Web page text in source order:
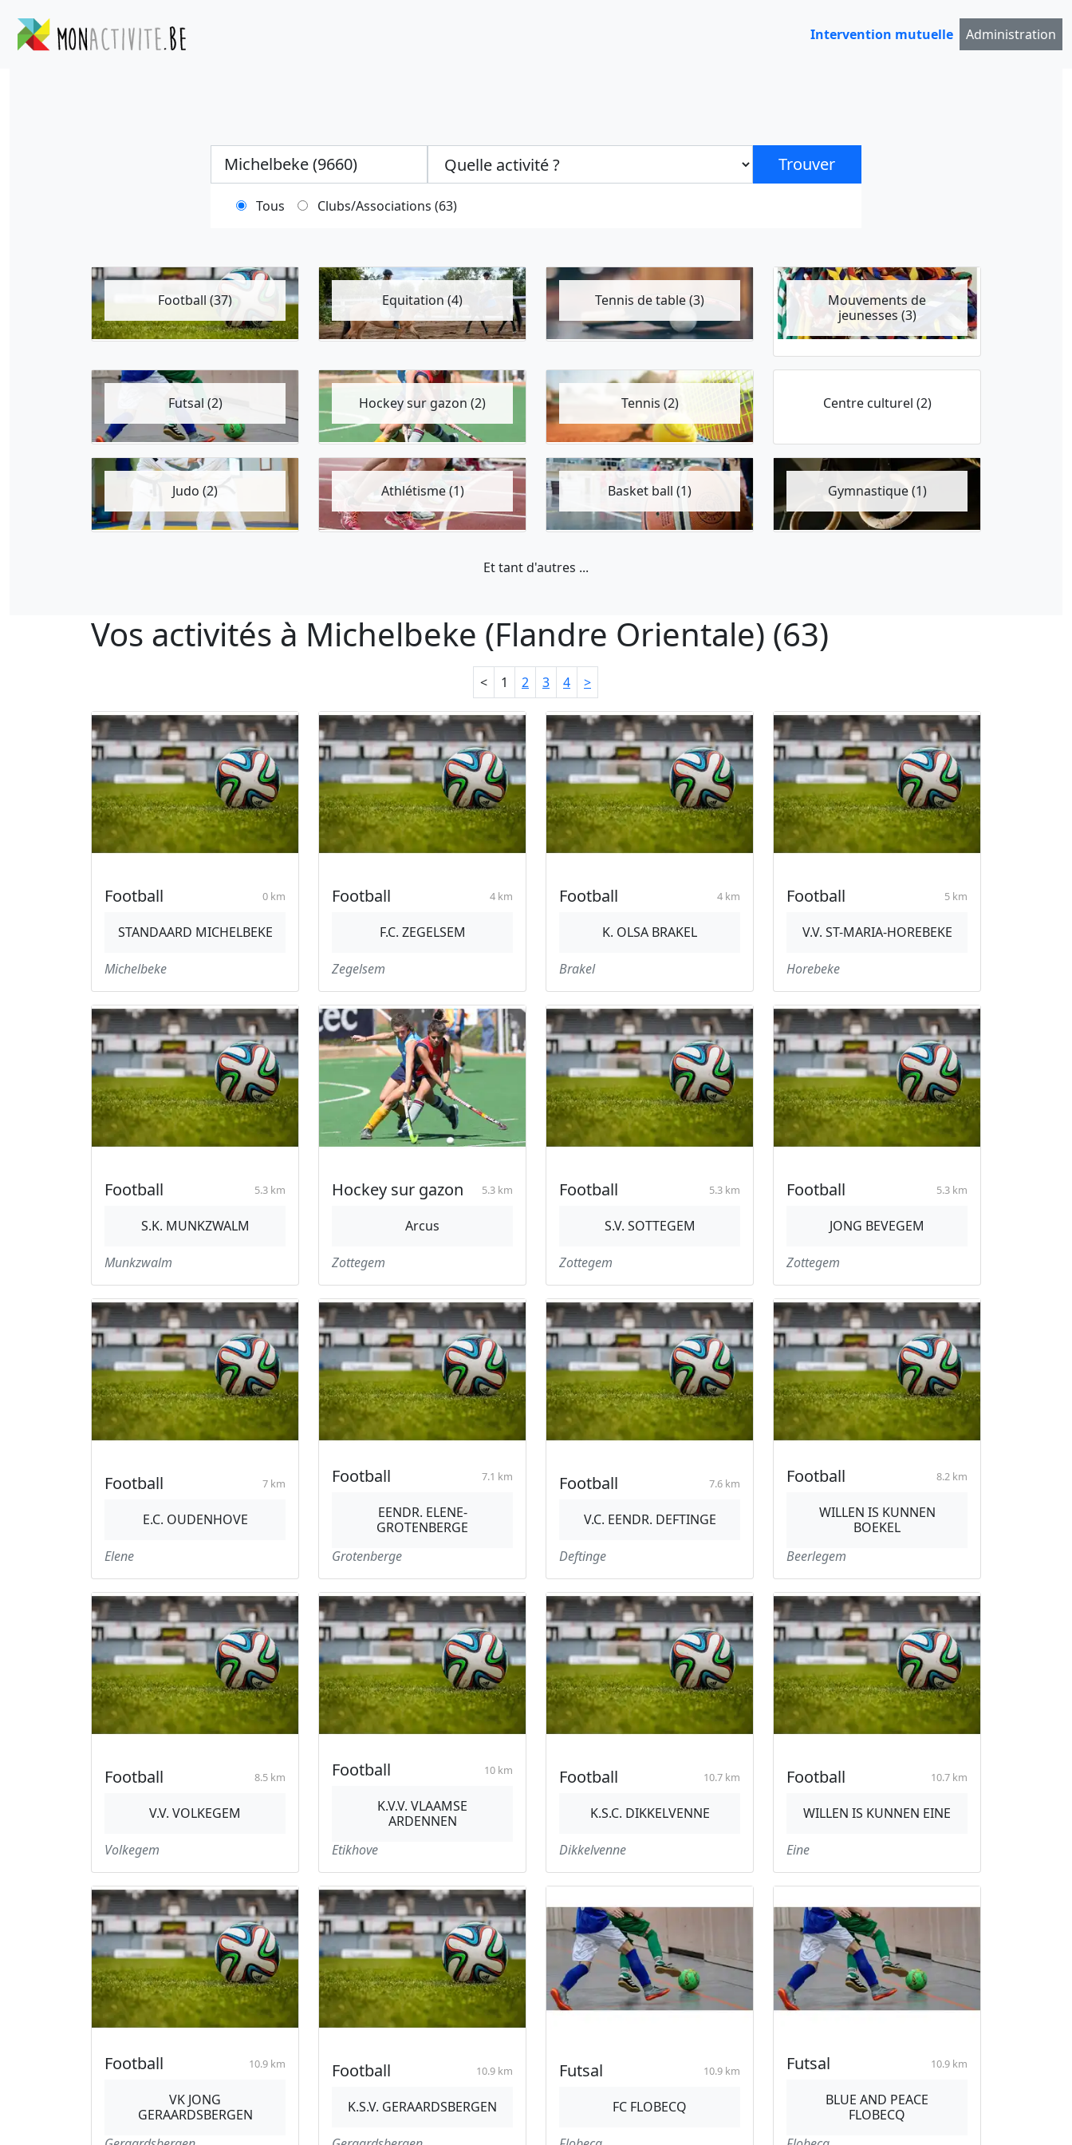
Intervention mutuelle Administration
Trouver
Tous Clubs/Associations (63)
Football (37) Equitation (4) Tennis de table (3)
Mouvements de
jeunesses (3)
Futsal (2) Hockey sur gazon (2) Tennis (2) Centre culturel (2)
Judo (2) Athlétisme (1) Basket ball (1) Gymnastique (1)
Et tant d'autres ...
Vos activités à Michelbeke (Flandre Orientale) (63)
< 1 2 3 4 >
Football 0 km
STANDAARD MICHELBEKE
Michelbeke
Football 4 km
F.C. ZEGELSEM
Zegelsem
Football 4 km
K. OLSA BRAKEL
Brakel
Football 5 km
V.V. ST-MARIA-HOREBEKE
Horebeke
Football 5.3 km
S.K. MUNKZWALM
Munkzwalm
Hockey sur gazon 5.3 km
Arcus
Zottegem
Football 5.3 km
S.V. SOTTEGEM
Zottegem
Football 5.3 km
JONG BEVEGEM
Zottegem
Football 7 km
E.C. OUDENHOVE
Elene
Football 7.1 km
EENDR. ELENE-
GROTENBERGE
Grotenberge
Football 7.6 km
V.C. EENDR. DEFTINGE
Deftinge
Football 8.2 km
WILLEN IS KUNNEN
BOEKEL
Beerlegem
Football 8.5 km
V.V. VOLKEGEM
Volkegem
Football 10 km
K.V.V. VLAAMSE
ARDENNEN
Etikhove
Football 10.7 km
K.S.C. DIKKELVENNE
Dikkelvenne
Football 10.7 km
WILLEN IS KUNNEN EINE
Eine
Football 10.9 km
VK JONG
GERAARDSBERGEN
Football 10.9 km
K.S.V. GERAARDSBERGEN
Futsal 10.9 km
FC FLOBECQ
Futsal 10.9 km
BLUE AND PEACE
FLOBECQ